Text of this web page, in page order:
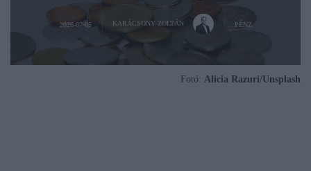
2026-07-05 KARÁCSONY ZOLTÁN PÉNZ
Fotó: Alicia Razuri/Unsplash